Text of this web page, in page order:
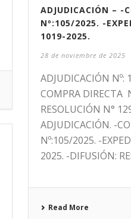
ADJUDICACIÓN – -
Nº:105/2025. -
1019-2025.
28 de noviembre de 2025
ADJUDICACIÓN Nº:
COMPRA DIRECTA
RESOLUCIÓN N°
ADJUDICACIÓN. -
Nº:105/2025. -
2025. -DIFUSIÓN:
Read More